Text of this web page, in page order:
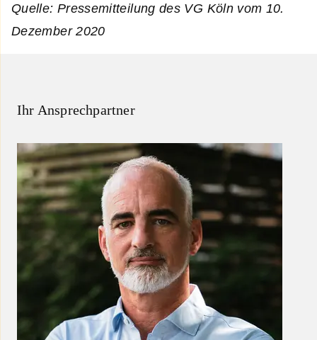
Quelle: Pressemitteilung des VG Köln vom 10.
Dezember 2020
Ihr Ansprechpartner